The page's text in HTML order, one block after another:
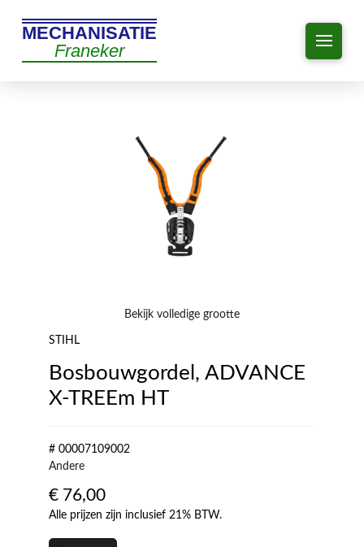
MECHANISATIE
Franeker
Bekijk volledige grootte
STIHL
Bosbouwgordel, ADVANCE
X-TREEm HT
# 00007109002
Andere
€ 76,00
Alle prijzen zijn inclusief 21% BTW.